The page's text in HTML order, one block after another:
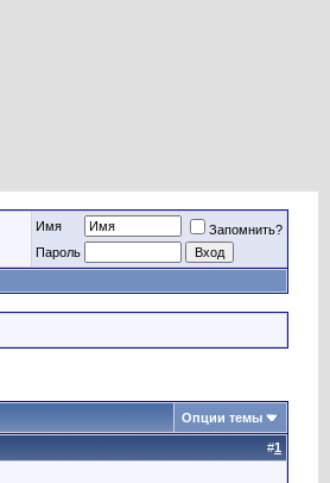
Имя
Запомнить?
Пароль
Опции темы
#1